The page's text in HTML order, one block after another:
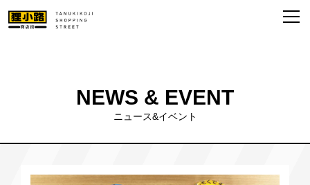
NEWS & EVENT
ニュース&イベント